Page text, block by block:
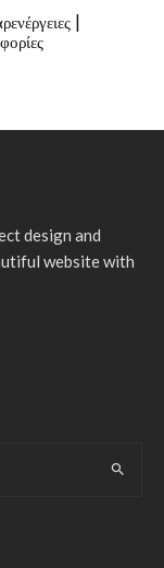
|
design and
website with